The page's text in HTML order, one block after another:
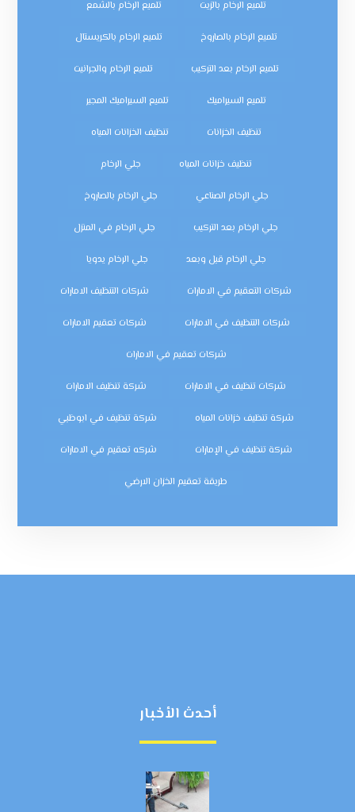
تلميع الرخام بالزيت تلميع الرخام بالشمع
تلميع الرخام بالصاروخ تلميع الرخام بالكريستال
تلميع الرخام بعد التركيب تلميع الرخام والجرانيت
تلميع السيراميك تلميع السيراميك المجير
تنظيف الخزانات تنظيف الخزانات المياه
تنظيف خزانات المياه جلي الرخام
جلي الرخام الصناعي جلي الرخام بالصاروخ
جلي الرخام بعد التركيب جلي الرخام في المنزل
جلي الرخام قبل وبعد جلي الرخام يدويا
شركات التعقيم في الامارات شركات التنظيف الامارات
شركات التنظيف في الامارات شركات تعقيم الامارات
شركات تعقيم في الامارات
شركات تنظيف في الامارات شركة تنظيف الامارات
شركة تنظيف خزانات المياه شركة تنظيف في ابوظبي
شركة تنظيف في الإمارات شركه تعقيم في الامارات
طريقة تعقيم الخزان الارضي
أحدث الأخبار